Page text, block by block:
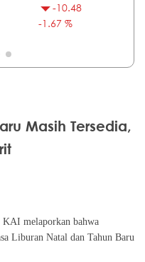
-10.48
-1.67 %
Masih Tersedia,
KAI melaporkan bahwa
Liburan Natal dan Tahun Baru